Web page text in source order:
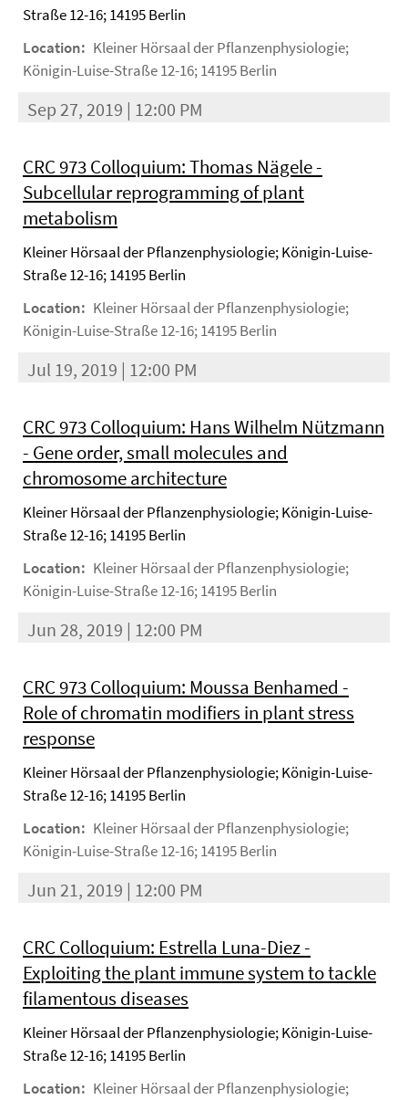
Straße 12-16; 14195 Berlin
Location: Kleiner Hörsaal der Pflanzenphysiologie;
Königin-Luise-Straße 12-16; 14195 Berlin
Sep 27, 2019 | 12:00 PM
CRC 973 Colloquium: Thomas Nägele -
Subcellular reprogramming of plant
metabolism
Kleiner Hörsaal der Pflanzenphysiologie; Königin-Luise-
Straße 12-16; 14195 Berlin
Location: Kleiner Hörsaal der Pflanzenphysiologie;
Königin-Luise-Straße 12-16; 14195 Berlin
Jul 19, 2019 | 12:00 PM
CRC 973 Colloquium: Hans Wilhelm Nützmann
- Gene order, small molecules and
chromosome architecture
Kleiner Hörsaal der Pflanzenphysiologie; Königin-Luise-
Straße 12-16; 14195 Berlin
Location: Kleiner Hörsaal der Pflanzenphysiologie;
Königin-Luise-Straße 12-16; 14195 Berlin
Jun 28, 2019 | 12:00 PM
CRC 973 Colloquium: Moussa Benhamed -
Role of chromatin modifiers in plant stress
response
Kleiner Hörsaal der Pflanzenphysiologie; Königin-Luise-
Straße 12-16; 14195 Berlin
Location: Kleiner Hörsaal der Pflanzenphysiologie;
Königin-Luise-Straße 12-16; 14195 Berlin
Jun 21, 2019 | 12:00 PM
CRC Colloquium: Estrella Luna-Diez -
Exploiting the plant immune system to tackle
filamentous diseases
Kleiner Hörsaal der Pflanzenphysiologie; Königin-Luise-
Straße 12-16; 14195 Berlin
Location: Kleiner Hörsaal der Pflanzenphysiologie;